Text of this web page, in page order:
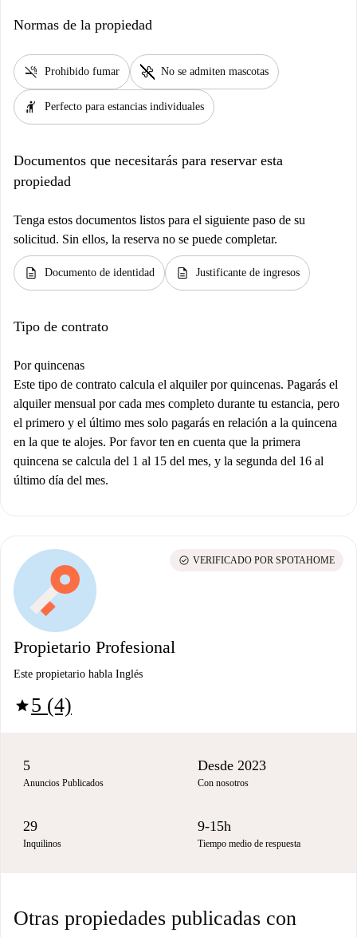
Normas de la propiedad
smoke_free Prohibido fumar pet_supplies No se admiten mascotas
hail Perfecto para estancias individuales
Documentos que necesitarás para reservar esta
propiedad
Tenga estos documentos listos para el siguiente paso de su
solicitud. Sin ellos, la reserva no se puede completar.
description Documento de identidad description Justificante de ingresos
Tipo de contrato
Por quincenas
Este tipo de contrato calcula el alquiler por quincenas. Pagarás el
alquiler mensual por cada mes completo durante tu estancia, pero
el primero y el último mes solo pagarás en relación a la quincena
en la que te alojes. Por favor ten en cuenta que la primera
quincena se calcula del 1 al 15 del mes, y la segunda del 16 al
último día del mes.
Propietario Profesional
Este propietario habla Inglés
star5 (4)
check_circle VERIFICADO POR SPOTAHOME
5
Anuncios Publicados
Desde 2023
Con nosotros
29
Inquilinos
9-15h
Tiempo medio de respuesta
Otras propiedades publicadas con